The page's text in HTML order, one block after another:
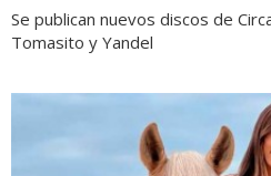
Se publican nuevos discos de
Tomasito y Yandel